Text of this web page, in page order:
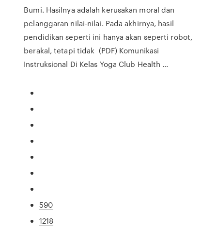
Bumi. Hasilnya adalah kerusakan moral dan
pelanggaran nilai-nilai. Pada akhirnya, hasil
pendidikan seperti ini hanya akan seperti robot,
berakal, tetapi tidak (PDF) Komunikasi
Instruksional Di Kelas Yoga Club Health ...
590
1218